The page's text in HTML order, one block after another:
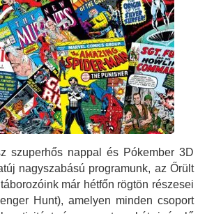
szuperhős nappal és Pókember 3D
nagyszabású programunk, az Őrült
már hétfőn rögtön részesei
Hunt), amelyen minden csoport